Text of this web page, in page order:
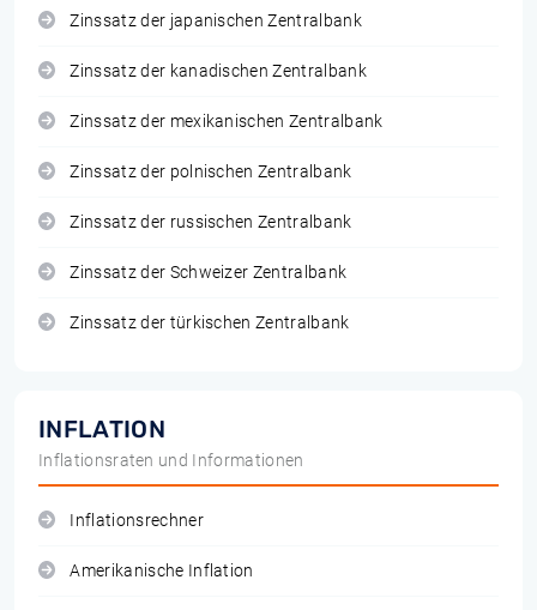
Zinssatz der japanischen Zentralbank
Zinssatz der kanadischen Zentralbank
Zinssatz der mexikanischen Zentralbank
Zinssatz der polnischen Zentralbank
Zinssatz der russischen Zentralbank
Zinssatz der Schweizer Zentralbank
Zinssatz der türkischen Zentralbank
INFLATION
Inflationsraten und Informationen
Inflationsrechner
Amerikanische Inflation